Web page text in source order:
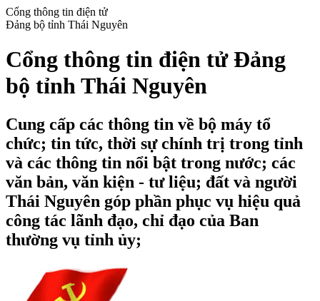
Cổng thông tin điện tử
Đảng bộ tỉnh Thái Nguyên
Cổng thông tin điện tử Đảng
bộ tỉnh Thái Nguyên
Cung cấp các thông tin về bộ máy tổ
chức; tin tức, thời sự chính trị trong tỉnh
và các thông tin nổi bật trong nước; các
văn bản, văn kiện - tư liệu; đất và người
Thái Nguyên góp phần phục vụ hiệu quả
công tác lãnh đạo, chỉ đạo của Ban
thường vụ tỉnh ủy;